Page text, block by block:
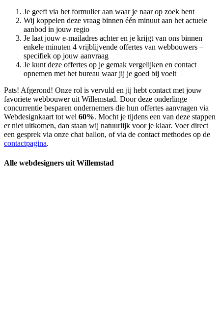
Je geeft via het formulier aan waar je naar op zoek bent
Wij koppelen deze vraag binnen één minuut aan het actuele
aanbod in jouw regio
Je laat jouw e-mailadres achter en je krijgt van ons binnen
enkele minuten 4 vrijblijvende offertes van webbouwers –
specifiek op jouw aanvraag
Je kunt deze offertes op je gemak vergelijken en contact
opnemen met het bureau waar jij je goed bij voelt
Pats! Afgerond! Onze rol is vervuld en jij hebt contact met jouw
favoriete webbouwer uit Willemstad. Door deze onderlinge
concurrentie besparen ondernemers die hun offertes aanvragen via
Webdesignkaart tot wel 60%. Mocht je tijdens een van deze stappen
er niet uitkomen, dan staan wij natuurlijk voor je klaar. Voer direct
een gesprek via onze chat ballon, of via de contact methodes op de
contactpagina.
Alle webdesigners uit Willemstad